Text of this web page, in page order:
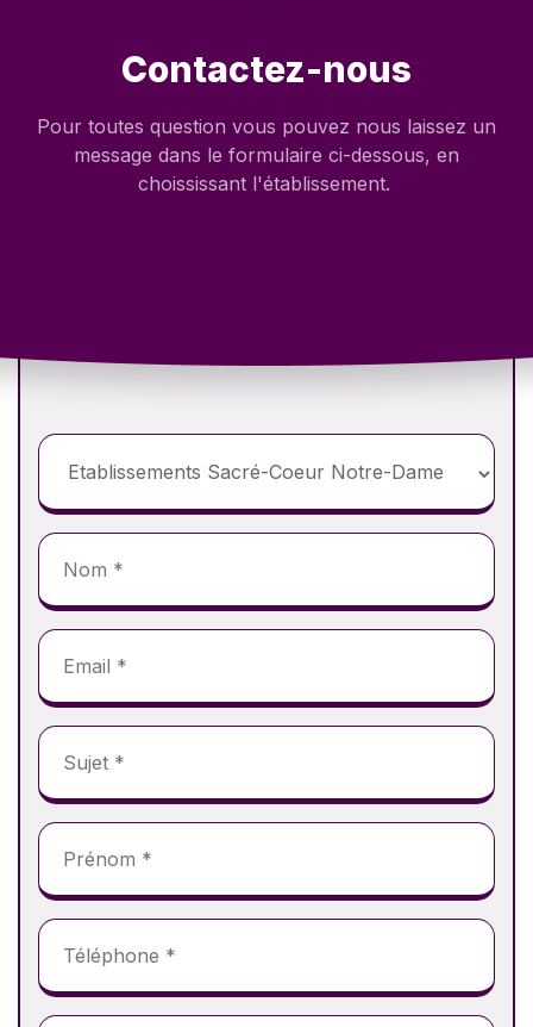
Contactez-nous
Pour toutes question vous pouvez nous laissez un
message dans le formulaire ci-dessous, en
choississant l'établissement.